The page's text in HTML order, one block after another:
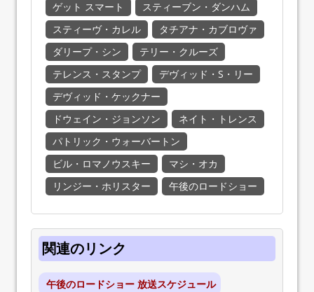
ゲット スマート
スティーブン・ダンハム
スティーヴ・カレル
タチアナ・カブロヴァ
ダリープ・シン
テリー・クルーズ
テレンス・スタンプ
デヴィッド・S・リー
デヴィッド・ケックナー
ドウェイン・ジョンソン
ネイト・トレンス
パトリック・ウォーバートン
ビル・ロマノウスキー
マシ・オカ
リンジー・ホリスター
午後のロードショー
関連のリンク
午後のロードショー 放送スケジュール